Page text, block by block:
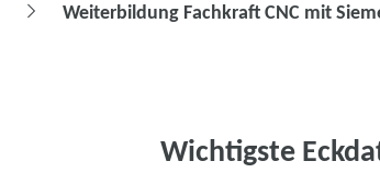
Weiterbildung Fachkraft CNC mit
Wichtigste